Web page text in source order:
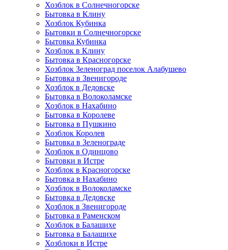
Хозблок в Солнечногорске
Бытовка в Клину
Хозблок Кубинка
Бытовки в Солнечногорске
Бытовка Кубинка
Хозблок в Клину
Бытовка в Красногорске
Хозблок Зеленоград поселок Алабушево
Бытовка в Звенигороде
Хозблок в Дедовске
Бытовка в Волоколамске
Хозблок в Нахабино
Бытовка в Королеве
Бытовкa в Пушкино
Хозблок Королев
Бытовка в Зеленограде
Хозблок в Одинцово
Бытовки в Истре
Хозблок в Красногорске
Бытовка в Нахабино
Хозблок в Волоколамске
Бытовкa в Дедовске
Хозблок в Звенигороде
Бытовка в Раменском
Хозблок в Балашихе
Бытовкa в Балашихе
Хозблоки в Истре